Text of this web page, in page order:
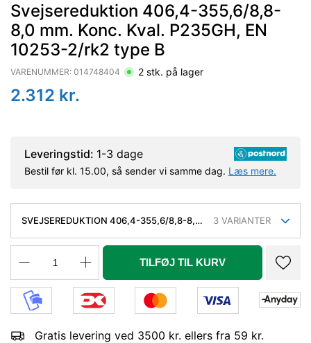
Svejsereduktion 406,4-355,6/8,8-
8,0 mm. Konc. Kval. P235GH, EN
10253-2/rk2 type B
VARENUMMER: 014748404 2 stk. på lager
2.312 kr.
Leveringstid: 1-3 dage
Bestil før kl. 15.00, så sender vi samme dag. Læs mere.
SVEJSEREDUKTION 406,4-355,6/8,8-8,0
2/RK2 TYPE B
3 VARIANTER
TILFØJ TIL KURV
Gratis levering ved 3500 kr. ellers fra 59 kr.